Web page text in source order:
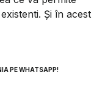
Și în acest
PE WHATSAPP!